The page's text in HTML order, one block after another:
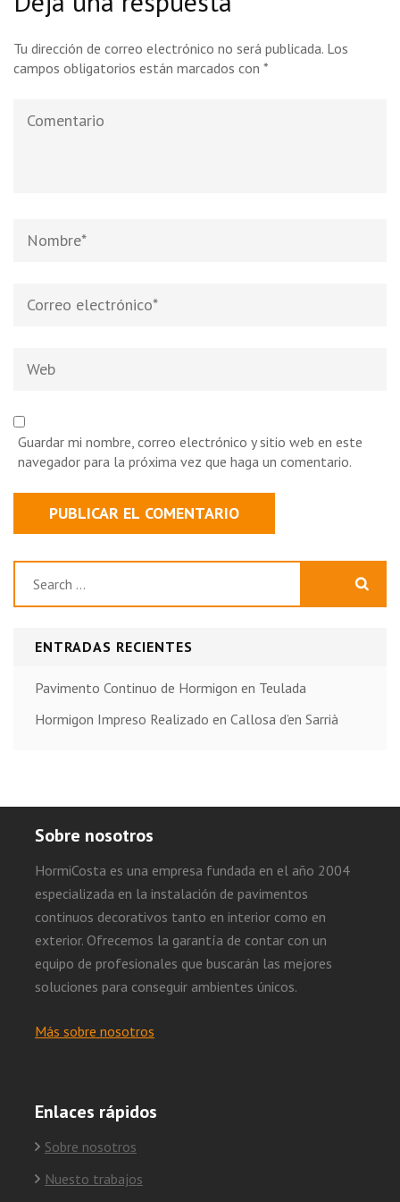
Tu dirección de correo electrónico no será publicada. Los
campos obligatorios están marcados con *
electrónico*
Guardar mi nombre, correo electrónico y sitio web en este
navegador para la próxima vez que haga un comentario.
ENTRADAS RECIENTES
Pavimento Continuo de Hormigon en Teulada
Hormigon Impreso Realizado en Callosa d’en Sarrià
Sobre nosotros
HormiCosta es una empresa fundada en el año 2004
especializada en la instalación de pavimentos
continuos decorativos tanto en interior como en
exterior. Ofrecemos la garantía de contar con un
equipo de profesionales que buscarán las mejores
soluciones para conseguir ambientes únicos.
Más sobre nosotros
Enlaces rápidos
Sobre nosotros
Nuesto trabajos